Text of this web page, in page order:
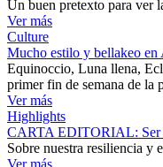
Un buen pretexto para ver
Ver más
Culture
Mucho estilo y bellakeo
Equinoccio, Luna llena,
primer fin de semana de la
Ver más
Highlights
CARTA EDITORIAL: Ser
Sobre nuestra resiliencia y
Ver más